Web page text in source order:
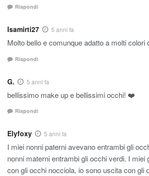
Rispondi
Isamirti27 5 anni fa
Molto bello e comunque adatto a molti colori
Rispondi
G. 5 anni fa
bellissimo make up e bellissimi occhi! ❤️
Rispondi
Elyfoxy 5 anni fa
I miei nonni paterni avevano entrambi gli
nonni materni entrambi gli occhi verdi. I miei
con gli occhi nocciola, io sono uscita con gli